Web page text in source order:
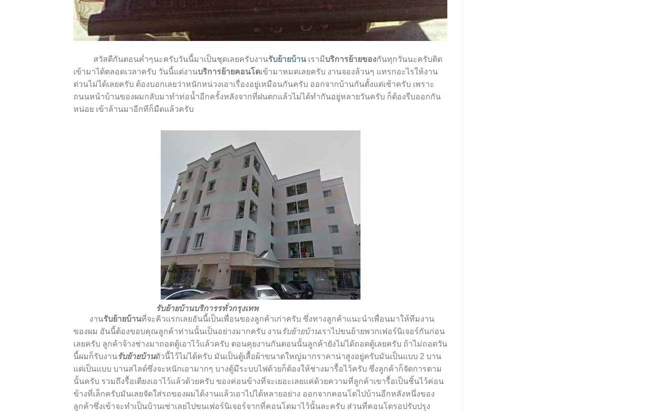
สวัสดีกันตอนค่ำๆนะครับวันนี้มาเป็นชุดเลยครับงานรับย้ายบ้านเรามีบริการย้ายของกันทุกวันนะครับติด
เข้ามาได้ตลอดเวลาครับ วันนี้แต่งานบริการย้ายคอนโดเข้ามาหมดเลยครับ งานจองล้วนๆ แทรกอะไรให้งาน
ด่วนไม่ได้เลยครับ ต้องบอกเลยว่าหนักหน่วงเอาเรื่องอยู่เหมือนกันครับ ออกจากบ้านกันตั้งแต่เช้าครับ เพราะ
ถนนหน้าบ้านของผมกลับมาทำท่อน้ำอีกครั้งหลังจากที่ฝนตกแล้วไม่ได้ทำกันอยู่หลายวันครับ ก็ต้องรีบออกกัน
หน่อย เข้าล้านมาอีกทีก็มืดแล้วครับ
รับย้ายบ้านบริการรทั่วกรุงเทพ
งานรับย้ายบ้านที่จะคิวแรกเลยอันนี้เป็นเพื่อนของลูกค้าเก่าครับ ซึ่งทางลูกค้าแนะนำเพื่อนมาให้ทีมงาน
ของผม อันนี้ต้องขอบคุณลูกค้าท่านนั้นเป็นอย่างมากครับ งานรับย้ายบ้านเราไปขนย้ายพวกเฟอร์นิเจอร์กันก่อน
เลยครับ ลูกค้าจ้างช่างมาถอดตู้เอาไว้แล้วครับ ตอนคุยงานกันตอนนั้นลูกค้ายังไม่ได้ถอดตู้เลยครับ ถ้าไม่ถอดวัน
นี้ผมก็รับงานรับย้ายบ้านตัวนี้ไว้ไม่ได้ครับ มันเป็นตู้เสื้อผ้าขนาดใหญ่มากราคาน่าสูงอยู่ครับมันเป็นแบบ 2 บาน
แต่เป็นแบบ บานสไลด์ซึ่งจะหนักเอามากๆ บางตู้มีระบบไฟด้วยก็ต้องให้ช่างมารื้อไว้ครับ ซึ่งลูกค้าก็จัดการตาม
นั้นครับ รวมถึงรื้อเตียงเอาไว้แล้วด้วยครับ ของค่อนข้างที่จะเยอะเลยแค่ด้วยความที่ลูกค้าเขารื้อเป็นชิ้นไว้ค่อน
ข้างที่เล็กครับมันเลยจัดใส่รถของผมได้งานแล้วเอาไปได้หลายอย่าง ออกจากคอนโดไปบ้านอีกหลังหนึ่งของ
ลูกค้าซึ่งเข้าจะทำเป็นบ้านเช่าเลยไปขนเฟอร์นิเจอร์จากที่คอนโดมาไว้นั้นละครับ ส่วนที่คอนโดรอปรับปรุง